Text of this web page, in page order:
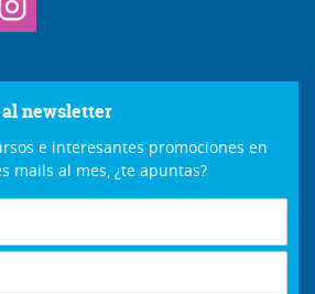
newsletter
e interesantes promociones en
mails al mes, ¿te apuntas?